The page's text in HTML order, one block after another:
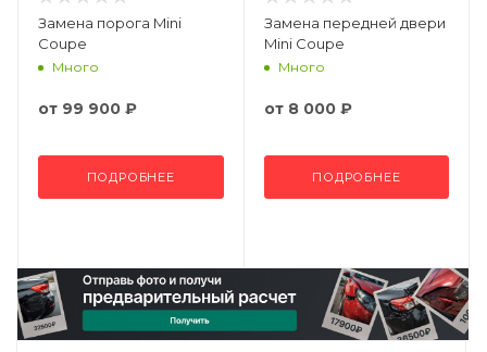
Замена порога Mini
Coupe
Много
от 99 900 ₽
ПОДРОБНЕЕ
Замена передней двери
Mini Coupe
Много
от 8 000 ₽
ПОДРОБНЕЕ